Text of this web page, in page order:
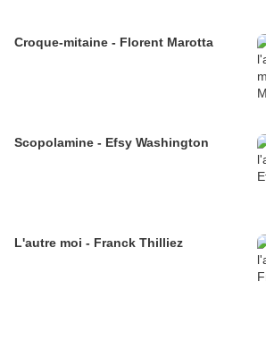
Croque-mitaine - Florent Marotta
Scopolamine - Efsy Washington
L'autre moi - Franck Thilliez